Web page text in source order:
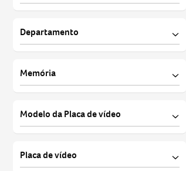
Wi-fi
Departamento
Memória
Modelo da Placa de vídeo
Placa de vídeo